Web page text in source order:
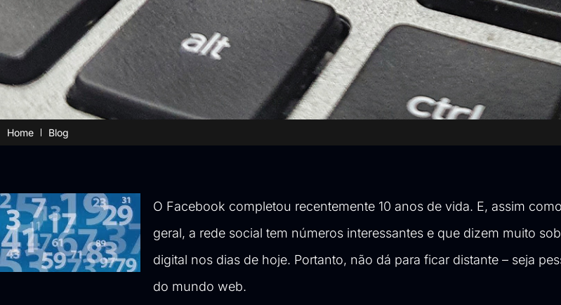
Home Blog
O Facebook completou recentemente 10 anos de vida. E, assim
geral, a rede social tem números interessantes e que dizem muito
digital nos dias de hoje. Portanto, não dá para ficar distante – seja
do mundo web.